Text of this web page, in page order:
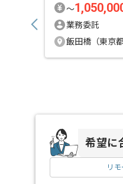
〜
業務委託
飯田橋（東京都
希望に
リモ